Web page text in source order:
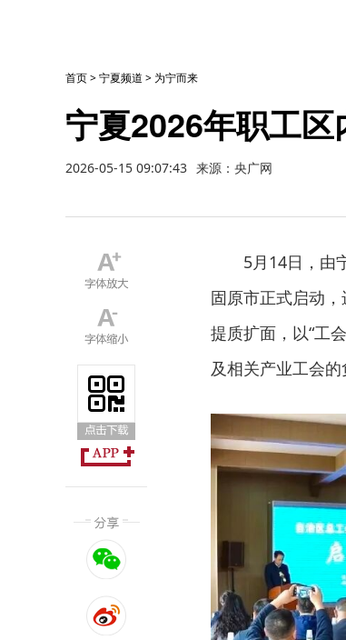
首页>宁夏频道 > 为宁而来
宁夏2026年职工
2026-05-15 09:07:43 来源：央广网
5月14日，由
固原市正式启动
提质扩面，以“工
及相关产业工会